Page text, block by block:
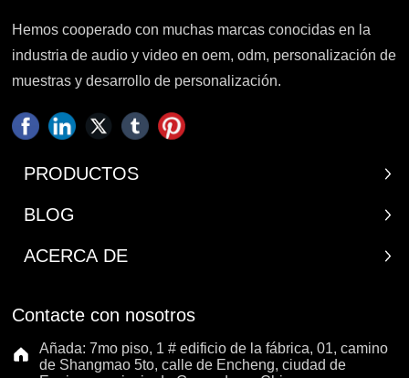
Hemos cooperado con muchas marcas conocidas en la
industria de audio y video en oem, odm, personalización de
muestras y desarrollo de personalización.
PRODUCTOS
BLOG
ACERCA DE
Contacte con nosotros
Añada: 7mo piso, 1 # edificio de la fábrica, 01, camino
de Shangmao 5to, calle de Encheng, ciudad de